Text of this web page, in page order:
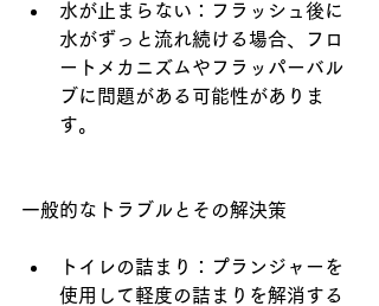
水が止まらない：フラッシュ後に
水がずっと流れ続ける場合、フロ
ートメカニズムやフラッパーバル
ブに問題がある可能性がありま
す。
一般的なトラブルとその解決策
トイレの詰まり：プランジャーを
使用して軽度の詰まりを解消する